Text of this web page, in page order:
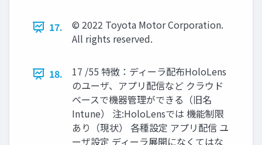
17.
© 2022 Toyota Motor Corporation.
All rights reserved.
18.
17 /55 特徴：ディーラ配布HoloLens
のユーザ、アプリ配信など クラウド
ベースで機器管理ができる（旧名
Intune） 注:HoloLensでは 機能制限
あり（現状） 各種設定 アプリ配信 ユ
ーザ設定 ディーラ展開になくてはな